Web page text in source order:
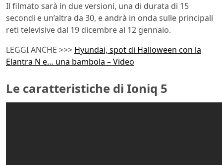
Il filmato sarà in due versioni, una di durata di 15
secondi e un’altra da 30, e andrà in onda sulle principali
reti televisive dal 19 dicembre al 12 gennaio.
LEGGI ANCHE >>> Hyundai, spot di Halloween con la
Elantra N e… una bambola – Video
Le caratteristiche di Ioniq 5